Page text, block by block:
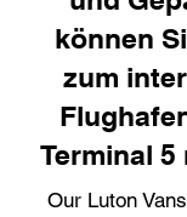
können
zum
Terminal
Our Luton